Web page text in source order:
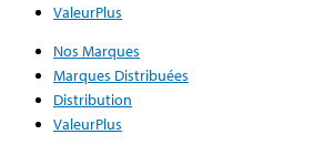
ValeurPlus
Nos Marques
Marques Distribuées
Distribution
ValeurPlus